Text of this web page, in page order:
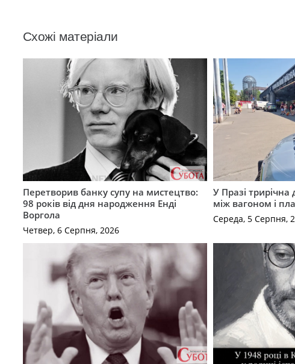
Схожі матеріали
Перетворив банку супу на мистецтво:
98 років від дня народження Енді
Воргола
Четвер, 6 Серпня, 2026
У Празі трирічна
між вагоном і
Середа, 5 Серпня,